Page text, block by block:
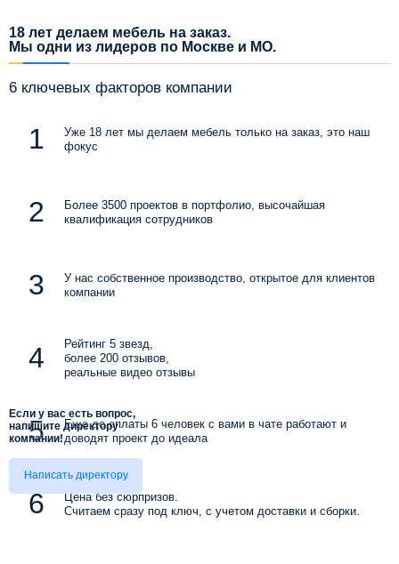
18 лет делаем мебель на заказ.
Мы одни из лидеров по Москве и МО.
6 ключевых факторов компании
Уже 18 лет мы делаем мебель только на заказ, это наш
фокус
Более 3500 проектов в портфолио, высочайшая
квалификация сотрудников
У нас собственное производство, открытое для клиентов
компании
Рейтинг 5 звезд,
более 200 отзывов,
реальные видео отзывы
Еще до оплаты 6 человек с вами в чате работают и
доводят проект до идеала
Цена без сюрпризов.
Считаем сразу под ключ, с учетом доставки и сборки.
Если у вас есть вопрос,
напишите директору
компании!
Написать директору